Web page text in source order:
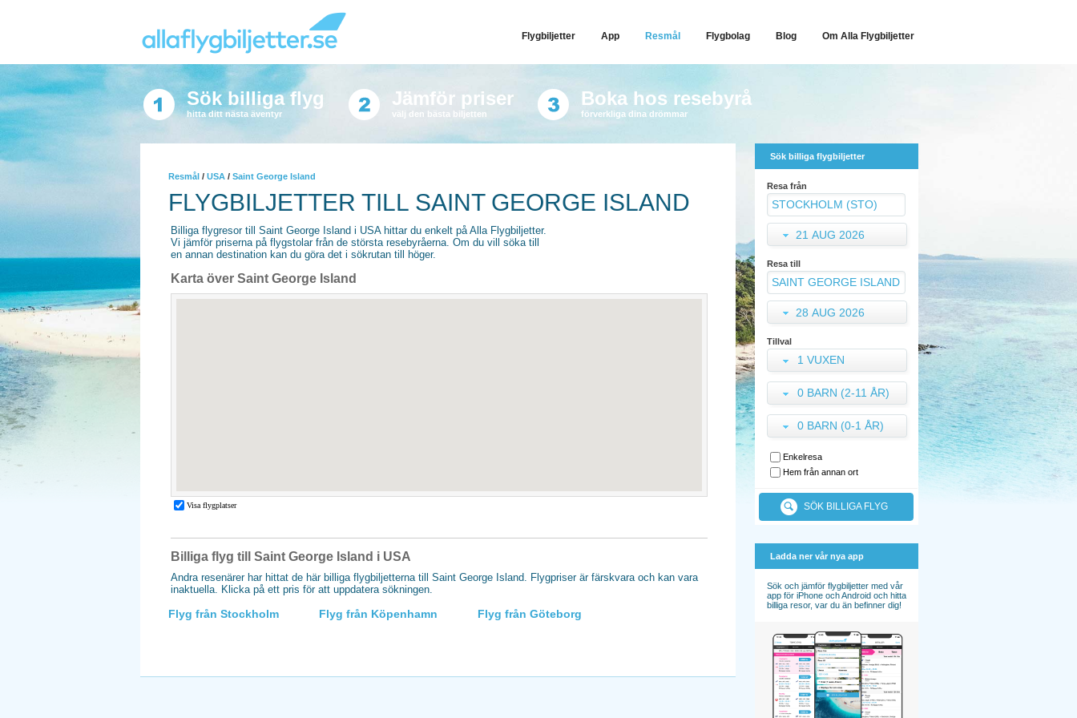
Flygbiljetter App Resmål Flygbolag Blog Om Alla Flygbiljetter
Sök billiga flyg
hitta ditt nästa äventyr
Jämför priser
välj den bästa biljetten
Boka hos resebyrå
förverkliga dina drömmar
Resmål / USA / Saint George Island
FLYGBILJETTER TILL SAINT GEORGE ISLAND
Billiga flygresor till Saint George Island i USA hittar du enkelt på Alla Flygbiljetter.
Vi jämför priserna på flygstolar från de största resebyråerna. Om du vill söka till
en annan destination kan du göra det i sökrutan till höger.
Karta över Saint George Island
Billiga flyg till Saint George Island i USA
Andra resenärer har hittat de här billiga flygbiljetterna till Saint George Island. Flygpriser är färskvara och kan vara
inaktuella. Klicka på ett pris för att uppdatera sökningen.
Flyg från Stockholm Flyg från Köpenhamn Flyg från Göteborg
Sök billiga flygbiljetter
Resa från
21 AUG 2026
Resa till
28 AUG 2026
Tillval
1 VUXEN
0 BARN (2-11 ÅR)
0 BARN (0-1 ÅR)
Enkelresa
Hem från annan ort
SÖK BILLIGA FLYG
Ladda ner vår nya app
Sök och jämför flygbiljetter med vår
app för iPhone och Android och hitta
billiga resor, var du än befinner dig!